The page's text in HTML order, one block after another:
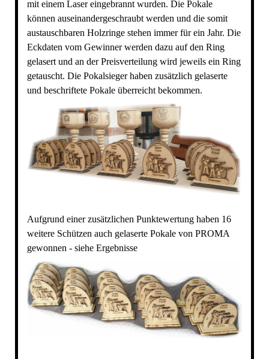
mit einem Laser eingebrannt wurden. Die Pokale
können auseinandergeschraubt werden und die somit
austauschbaren Holzringe stehen immer für ein Jahr. Die
Eckdaten vom Gewinner werden dazu auf den Ring
gelasert und an der Preisverteilung wird jeweils ein Ring
getauscht. Die Pokalsieger haben zusätzlich gelaserte
und beschriftete Pokale überreicht bekommen.
Aufgrund einer zusätzlichen Punktewertung haben 16
weitere Schützen auch gelaserte Pokale von PROMA
gewonnen - siehe Ergebnisse